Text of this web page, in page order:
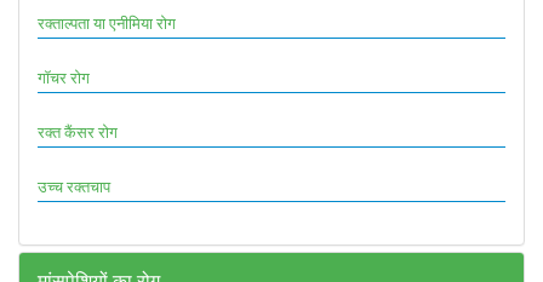
रक्ताल्पता या एनीमिया रोग
गॉचर रोग
रक्त कैंसर रोग
उच्च रक्तचाप